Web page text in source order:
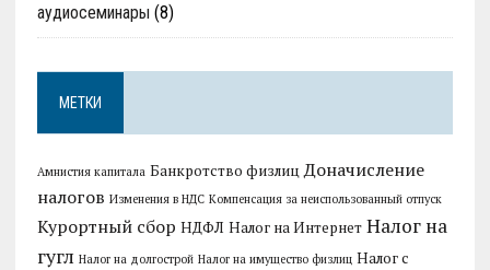
аудиосеминары (8)
МЕТКИ
Амнистия капитала Банкротство физлиц Доначисление
налогов Изменения в НДС Компенсация за неиспользованный отпуск
Курортный сбор НДФЛ Налог на Интернет Налог на
гугл Налог на долгострой Налог на имущество физлиц Налог с